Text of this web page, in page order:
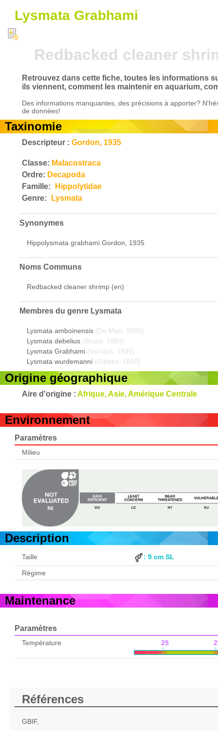
Lysmata Grabhami
Redbacked cleaner
Retrouvez dans cette fiche, toutes les informations
ils viennent, comment les maintenir en aquarium,
Des informations manquantes, des précisions à apporter?
de données!
Taxinomie
Descripteur : Gordon, 1935
Classe: Malacostraca
Ordre: Decapoda
Famille:
Hippolytidae
Genre:
Lysmata
Synonymes
Hippolysmata grabhami Gordon, 1935
Noms Communs
Redbacked cleaner shrimp (en)
Membres du genre Lysmata
Lysmata amboinensis (De Man, 1888)
Lysmata debelius (Bruce, 1983)
Lysmata Grabhami (Gordon, 1935)
Lysmata wurdemanni (Gibbes, 1850)
Origine géographique
Aire d'origine : Afrique, Asie, Amérique Centrale
Environnement
Paramètres
Milieu
Description
Taille : 9 cm SL
Régime
Maintenance
Paramètres
Température 25
Références
GBIF,